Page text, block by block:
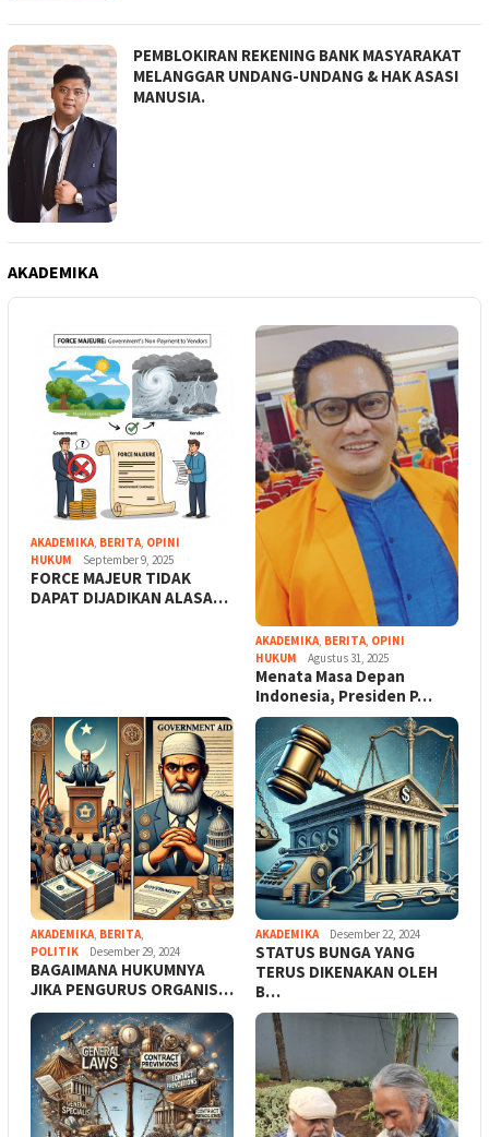
PEMBLOKIRAN REKENING BANK MASYARAKAT
MELANGGAR UNDANG-UNDANG & HAK ASASI
MANUSIA.
AKADEMIKA
AKADEMIKA, BERITA, OPINI
HUKUM
September 9, 2025
FORCE MAJEUR TIDAK
DAPAT DIJADIKAN ALASA…
AKADEMIKA, BERITA, OPINI
HUKUM
Agustus 31, 2025
Menata Masa Depan
Indonesia, Presiden P…
AKADEMIKA, BERITA,
POLITIK
Desember 29, 2024
BAGAIMANA HUKUMNYA
JIKA PENGURUS ORGANIS…
AKADEMIKA Desember 22, 2024
STATUS BUNGA YANG
TERUS DIKENAKAN OLEH
B…